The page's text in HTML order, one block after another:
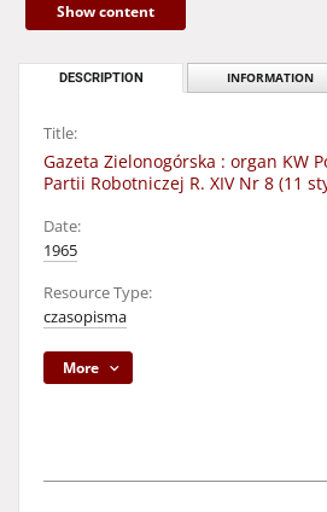
Show content
DESCRIPTION INFORMATION
Title:
Gazeta Zielonogórska : organ KW
Partii Robotniczej R. XIV Nr 8 (11
Date:
1965
Resource Type:
czasopisma
More